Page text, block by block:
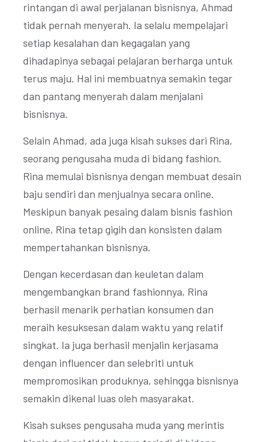
rintangan di awal perjalanan bisnisnya, Ahmad
tidak pernah menyerah. Ia selalu mempelajari
setiap kesalahan dan kegagalan yang
dihadapinya sebagai pelajaran berharga untuk
terus maju. Hal ini membuatnya semakin tegar
dan pantang menyerah dalam menjalani
bisnisnya.
Selain Ahmad, ada juga kisah sukses dari Rina,
seorang pengusaha muda di bidang fashion.
Rina memulai bisnisnya dengan membuat desain
baju sendiri dan menjualnya secara online.
Meskipun banyak pesaing dalam bisnis fashion
online, Rina tetap gigih dan konsisten dalam
mempertahankan bisnisnya.
Dengan kecerdasan dan keuletan dalam
mengembangkan brand fashionnya, Rina
berhasil menarik perhatian konsumen dan
meraih kesuksesan dalam waktu yang relatif
singkat. Ia juga berhasil menjalin kerjasama
dengan influencer dan selebriti untuk
mempromosikan produknya, sehingga bisnisnya
semakin dikenal luas oleh masyarakat.
Kisah sukses pengusaha muda yang merintis